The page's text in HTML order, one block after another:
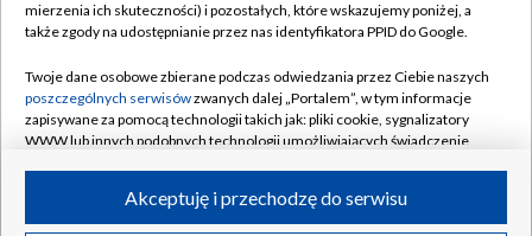
Naziemna Telewizja Cyfrowa
Rada Programowa
System NOS
Informacje o nadawcy
Program dla prasy
Pomoc
Kontakt
Kanały
mierzenia ich skuteczności) i pozostałych, które wskazujemy poniżej, a
także zgody na udostępnianie przez nas identyfikatora PPID do Google.
Twoje dane osobowe zbierane podczas odwiedzania przez Ciebie naszych
poszczególnych serwisówzwanych dalej „Portalem”, w tym informacje
zapisywane za pomocą technologii takich jak: pliki cookie, sygnalizatory
WWW lub innych podobnych technologii umożliwiających świadczenie
ruchu w Internecie.Akceptuję i przechodzę do serwisu